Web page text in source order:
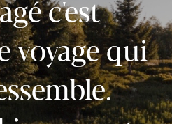
c'est
voyage qui